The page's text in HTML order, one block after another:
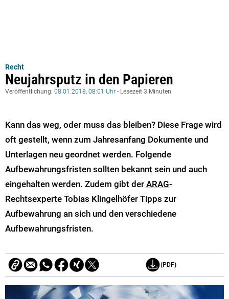
Recht
Neujahrsputz in den Papieren
Veröffentlichung: 08.01.2018, 08:01 Uhr - Lesezeit 3 Minuten
Kann das weg, oder muss das bleiben? Diese Frage wird
oft gestellt, wenn zum Jahresanfang Dokumente und
Unterlagen neu geordnet werden. Folgende
Aufbewahrungsfristen sollten bekannt sein und auch
eingehalten werden. Zudem gibt der ARAG-
Rechtsexperte Tobias Klingelhöfer Tipps zur
Aufbewahrung an sich und den verschiedene
Aufbewahrungsfristen.
(PDF)